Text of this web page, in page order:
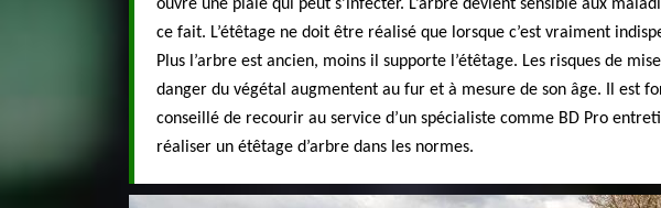
ouvre une plaie qui peut s’infecter. L’arbre devient sensible aux
ce fait. L’étêtage ne doit être réalisé que lorsque c’est vraiment
Plus l’arbre est ancien, moins il supporte l’étêtage. Les risques de
danger du végétal augmentent au fur et à mesure de son âge. Il est
conseillé de recourir au service d’un spécialiste comme BD Pro
réaliser un étêtage d’arbre dans les normes.